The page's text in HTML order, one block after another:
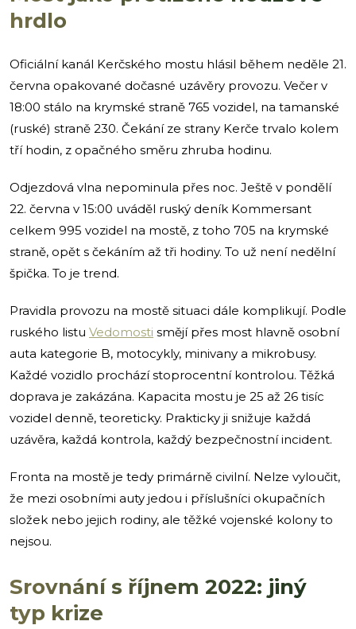
hrdlo
Oficiální kanál Kerčského mostu hlásil během neděle 21.
června opakované dočasné uzávěry provozu. Večer v
18:00 stálo na krymské straně 765 vozidel, na tamanské
(ruské) straně 230. Čekání ze strany Kerče trvalo kolem
tří hodin, z opačného směru zhruba hodinu.
Odjezdová vlna nepominula přes noc. Ještě v pondělí
22. června v 15:00 uváděl ruský deník Kommersant
celkem 995 vozidel na mostě, z toho 705 na krymské
straně, opět s čekáním až tři hodiny. To už není nedělní
špička. To je trend.
Pravidla provozu na mostě situaci dále komplikují. Podle
ruského listu Vedomosti smějí přes most hlavně osobní
auta kategorie B, motocykly, minivany a mikrobusy.
Každé vozidlo prochází stoprocentní kontrolou. Těžká
doprava je zakázána. Kapacita mostu je 25 až 26 tisíc
vozidel denně, teoreticky. Prakticky ji snižuje každá
uzávěra, každá kontrola, každý bezpečnostní incident.
Fronta na mostě je tedy primárně civilní. Nelze vyloučit,
že mezi osobními auty jedou i příslušníci okupačních
složek nebo jejich rodiny, ale těžké vojenské kolony to
nejsou.
Srovnání s říjnem 2022: jiný
typ krize